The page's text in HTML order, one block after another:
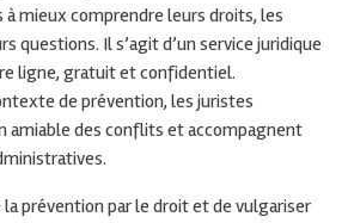
à mieux comprendre leurs droits, les
questions. Il s’agit d’un service juridique
ligne, gratuit et confidentiel.
de prévention, les juristes
amiable des conflits et accompagnent
la prévention par le droit et de vulgariser